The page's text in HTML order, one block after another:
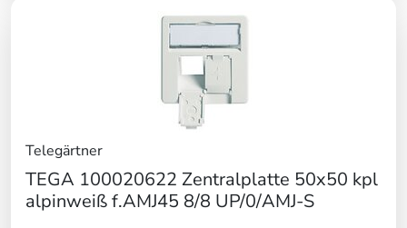
Telegärtner
TEGA 100020622 Zentralplatte 50x50 kpl
alpinweiß f.AMJ45 8/8 UP/0/AMJ-S